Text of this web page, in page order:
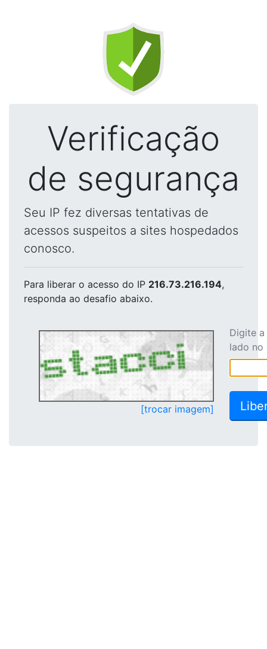
Verificação
de segurança
Seu IP fez diversas tentativas de
acessos suspeitos a sites hospedados
conosco.
Para liberar o acesso do IP 216.73.216.194,
responda ao desafio abaixo.
[trocar imagem]
Digite
lado no